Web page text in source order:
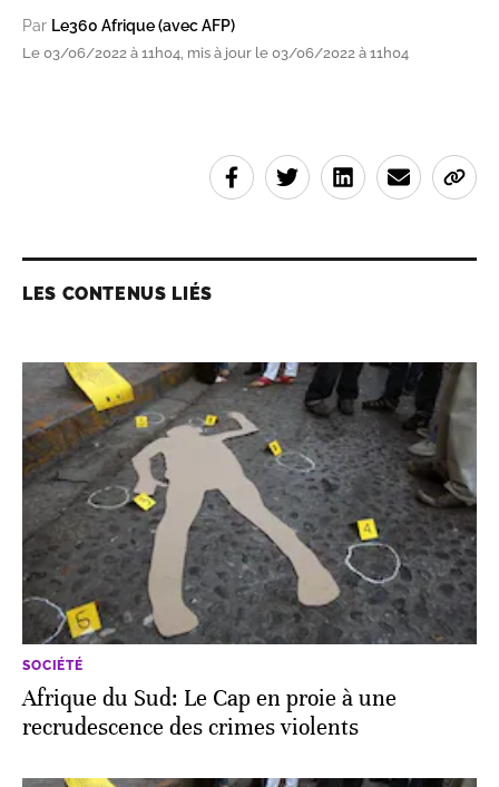
Par Le360 Afrique (avec AFP)
Le 03/06/2022 à 11h04, mis à jour le 03/06/2022 à 11h04
LES CONTENUS LIÉS
SOCIÉTÉ
Afrique du Sud: Le Cap en proie à une
recrudescence des crimes violents